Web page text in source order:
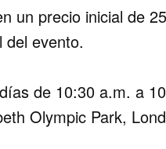
un precio inicial de
del evento.
de 10:30 a.m. a
Olympic Park,